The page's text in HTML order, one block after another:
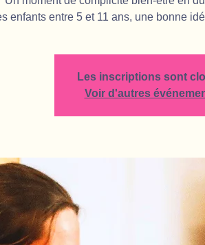
enfants entre 5 et 11 ans, une bonne
Les inscriptions sont
Voir d'autres